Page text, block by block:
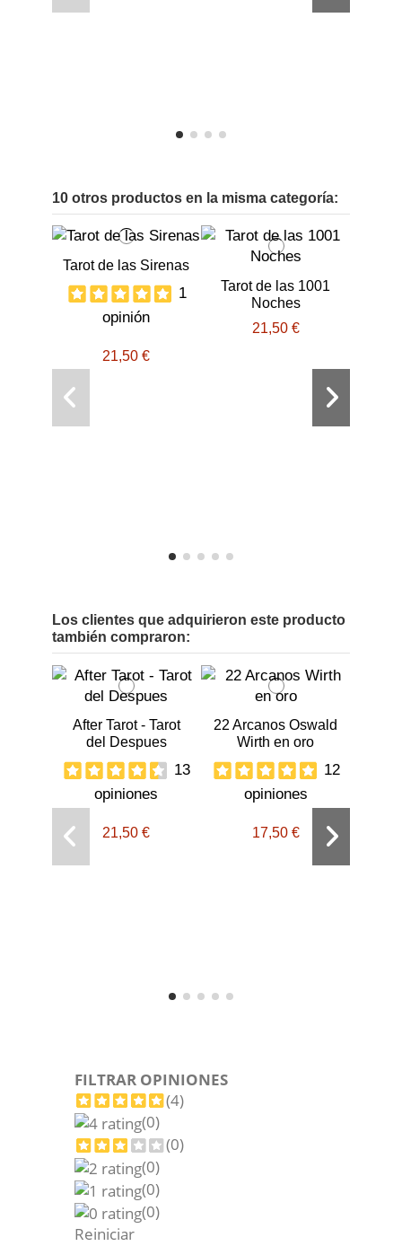
10 otros productos en la misma categoría:
Tarot de las Sirenas
1
opinión
21,50 €
Tarot de las 1001
Noches
21,50 €
Los clientes que adquirieron este producto
también compraron:
After Tarot - Tarot
del Despues
13
opiniones
21,50 €
22 Arcanos Oswald
Wirth en oro
12
opiniones
17,50 €
FILTRAR OPINIONES
(4)
(0)
(0)
(0)
(0)
(0)
Reiniciar